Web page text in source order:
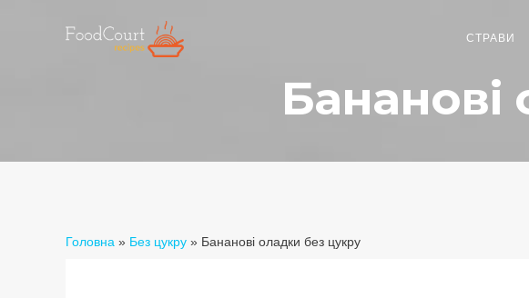
СТРАВИ
Бананові
Головна » Без цукру » Бананові оладки без цукру